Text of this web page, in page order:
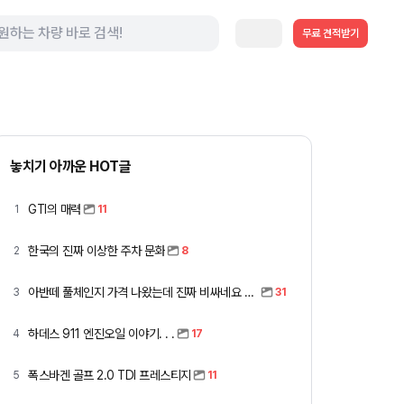
무료 견적받기
놓치기 아까운 HOT글
1 GTI의 매력 11
2 한국의 진짜 이상한 주차 문화 8
3 아반떼 풀체인지 가격 나왔는데 진짜 비싸네요 ㅎㅎ 31
4 하데스 911 엔진오일 이야기. . . 17
5 폭스바겐 골프 2.0 TDI 프레스티지 11